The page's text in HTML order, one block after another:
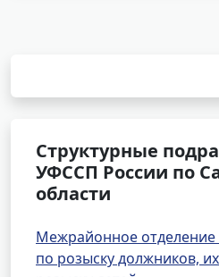
Структурные
УФССП России по
области
Межрайонное отделение
по розыску должников,